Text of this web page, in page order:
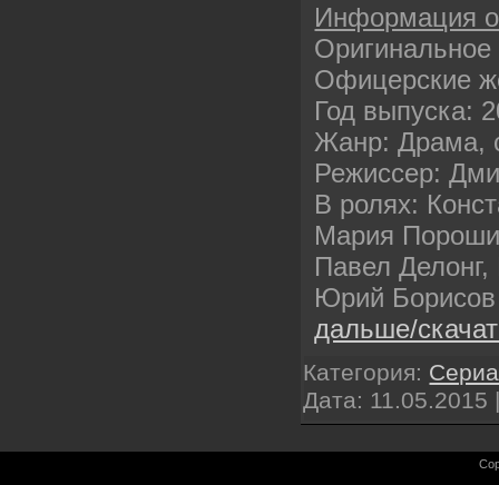
Информация
Оригинальное
Офицерские
Год выпуска:
Жанр: Драма,
Режиссер:
В ролях:
Мария
Павел
Юрий
дальше/
Категория:
Дата: 11.05.2015